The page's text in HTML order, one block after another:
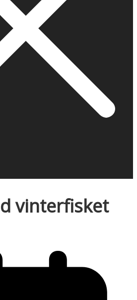
vinterfisket